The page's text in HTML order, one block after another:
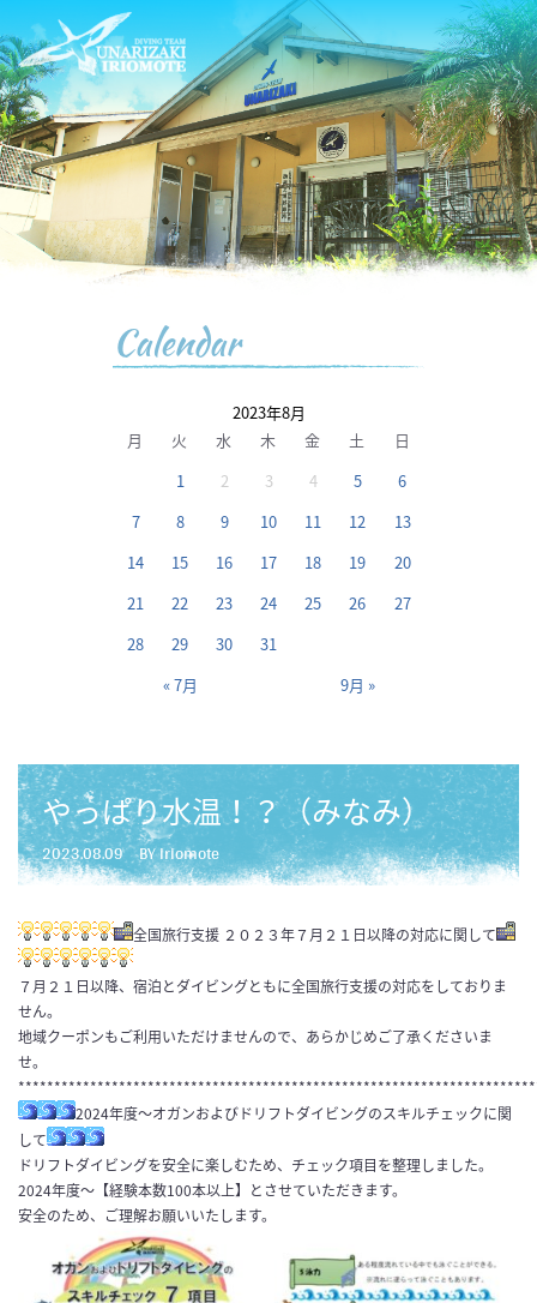
Calendar
2023年8月
月
火 水 木 金 土 日
« 7月 9月 »
1 2 3 4 5
6
7
8 9 10 11 12
13
14
15 16 17 18 19
20
21
22 23 24 25 26
27
28
29 30 31
やっぱり水温！？（みなみ）
2023.08.09 BY iriomote
全国旅行支援 ２０２３年７月２１日以降の対応に関して
７月２１日以降、宿泊とダイビングともに全国旅行支援の対応をしておりま
せん。
地域クーポンもご利用いただけませんので、あらかじめご了承くださいま
せ。
2024年度～オガンおよびドリフトダイビングのスキルチェックに関
して
ドリフトダイビングを安全に楽しむため、チェック項目を整理しました。
2024年度～【経験本数100本以上】とさせていただきます。
安全のため、ご理解お願いいたします。